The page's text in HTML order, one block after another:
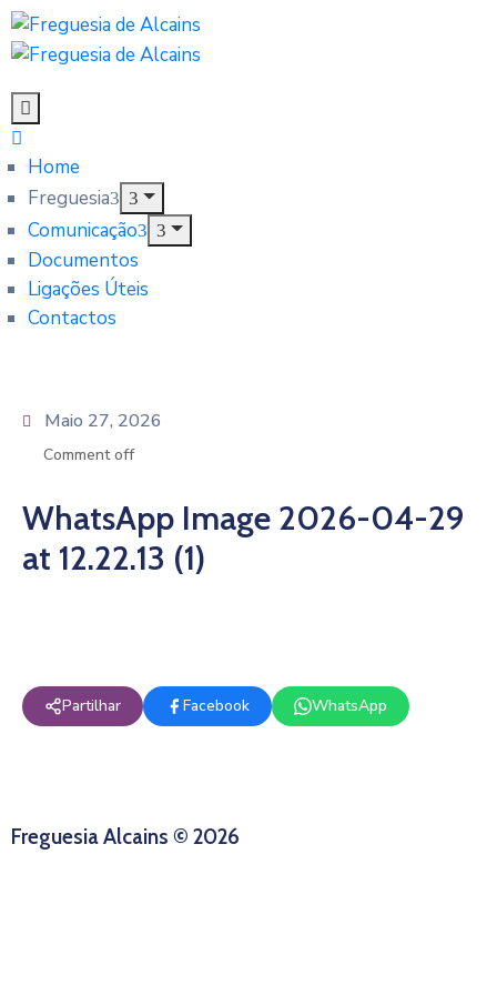
Home
Freguesia
Comunicação
Documentos
Ligações Úteis
Contactos
Maio 27, 2026
Comment off
WhatsApp Image 2026-04-29
at 12.22.13 (1)
Partilhar Facebook WhatsApp
Freguesia Alcains © 2026